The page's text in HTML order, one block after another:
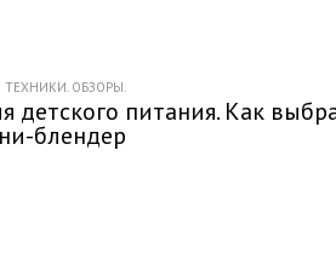
ОБЗОРЫ.
детского питания. Как
блендер